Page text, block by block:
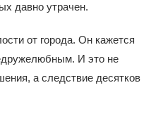
давно утрачен.
от города. Он кажется
И это не
а следствие десятков